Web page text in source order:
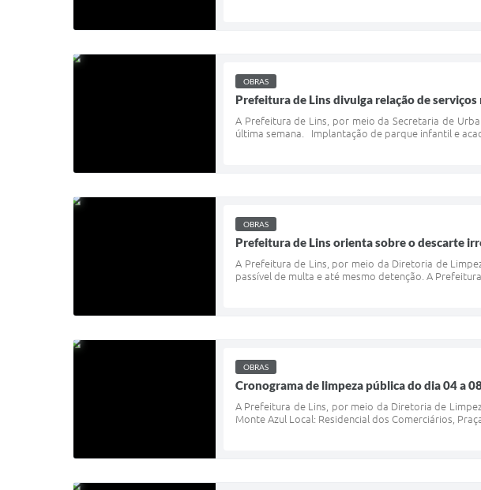
OBRAS
Prefeitura de Lins divulga relação de
A Prefeitura de Lins, por meio da Secretaria de
última semana. Implantação de parque infantil e
OBRAS
Prefeitura de Lins orienta sobre o descarte
A Prefeitura de Lins, por meio da Diretoria de
passível de multa e até mesmo detenção. A
OBRAS
Cronograma de limpeza pública do dia 04 a
A Prefeitura de Lins, por meio da Diretoria de
Monte Azul Local: Residencial dos Comerciários,